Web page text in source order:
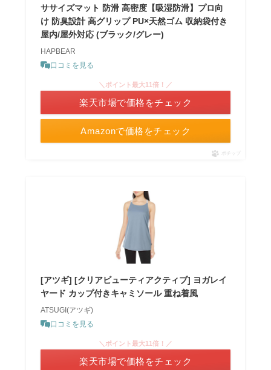
ササイズマット 防滑 高密度【吸湿防滑】プロ向
け 防臭設計 高グリップ PU×天然ゴム 収納袋付き
屋内/屋外対応 (ブラック/グレー)
HAPBEAR
口コミを見る
Amazonで価格をチェック
＼ポイント最大11倍！／
楽天市場で価格をチェック
ポチップ
[アツギ] [クリアビューティアクティブ] ヨガレイ
ヤード カップ付きキャミソール 重ね着風
ATSUGI(アツギ)
口コミを見る
＼ポイント最大11倍！／
楽天市場で価格をチェック